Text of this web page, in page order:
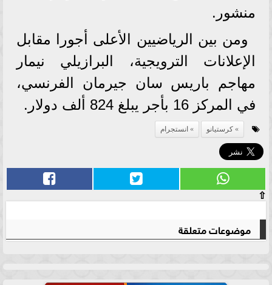
منشور.
ومن بين الرياضيين الأعلى أجورا مقابل
الإعلانات الترويجية، البرازيلي نيمار
مهاجم باريس سان جيرمان الفرنسي،
في المركز 16 بأجر يبلغ 824 ألف دولار.
كرستيانو انستجرام
⇧
موضوعات متعلقة